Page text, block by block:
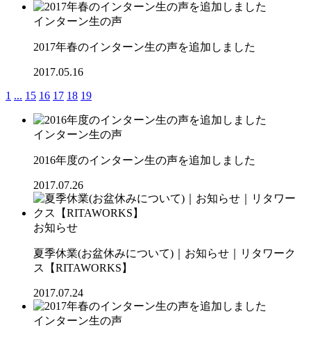
インターン生の声
2017年春のインターン生の声を追加しました
2017.05.16
1 ... 15 16 17 18 19
インターン生の声
2016年度のインターン生の声を追加しました
2017.07.26
お知らせ
夏季休業(お盆休みについて)｜お知らせ｜リタワーク
ス【RITAWORKS】
2017.07.24
インターン生の声